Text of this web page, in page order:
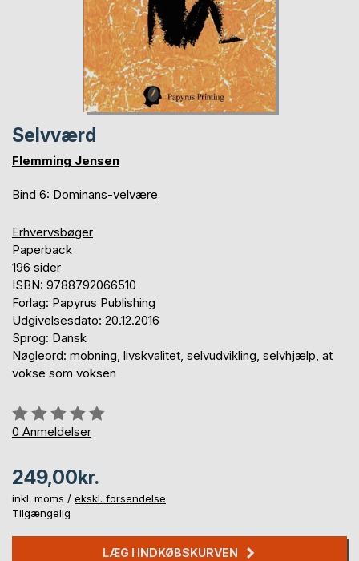
Selvværd
Flemming Jensen
Bind 6: Dominans-velvære
Erhvervsbøger
Paperback
196 sider
ISBN: 9788792066510
Forlag: Papyrus Publishing
Udgivelsesdato: 20.12.2016
Sprog: Dansk
Nøgleord: mobning, livskvalitet, selvudvikling, selvhjælp, at
vokse som voksen
Anmeldelse::
0%
0 Anmeldelser
249,00kr.
inkl. moms / ekskl. forsendelse
Tilgængelig
LÆG I INDKØBSKURVEN